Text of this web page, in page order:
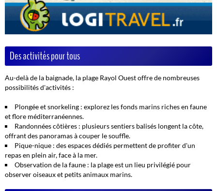
Des activités pour tous
Au-delà de la baignade, la plage Rayol Ouest offre de nombreuses
possibilités d'activités :
Plongée et snorkeling : explorez les fonds marins riches en faune
et flore méditerranéennes.
Randonnées côtières : plusieurs sentiers balisés longent la côte,
offrant des panoramas à couper le souffle.
Pique-nique : des espaces dédiés permettent de profiter d'un
repas en plein air, face à la mer.
Observation de la faune : la plage est un lieu privilégié pour
observer oiseaux et petits animaux marins.